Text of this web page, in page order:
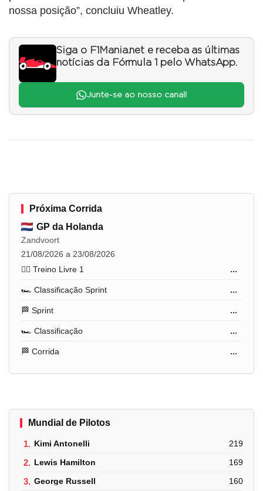
nossa posição”, concluiu Wheatley.
Siga o F1Mania.net e receba as últimas
notícias da Fórmula 1 pelo WhatsApp.
Junte-se ao nosso canal!
Próxima Corrida
GP da Holanda
Zandvoort
21/08/2026 a 23/08/2026
🏋️‍♂️ Treino Livre 1
...
🏎️ Classificação Sprint ...
🏁 Sprint ...
🏎️ Classificação ...
🏁 Corrida ...
Mundial de Pilotos
1. Kimi Antonelli 219
2. Lewis Hamilton 169
3. George Russell 160